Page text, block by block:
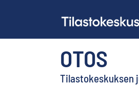
OTOS
Tilastokeskuksen